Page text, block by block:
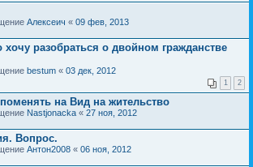
Алексеич « 09 фев, 2013
хочу разобраться о двойном гражданстве
bestum « 03 дек, 2012
1 2
на Вид на жительство
Nastjonacka « 27 ноя, 2012
Вопрос.
Антон2008 « 06 ноя, 2012